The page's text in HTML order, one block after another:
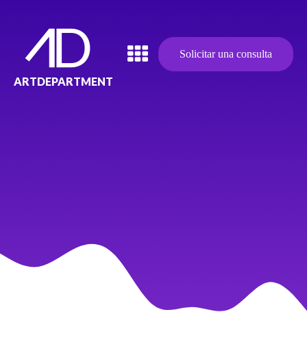
ARTDEPARTMENT
Solicitar una consulta